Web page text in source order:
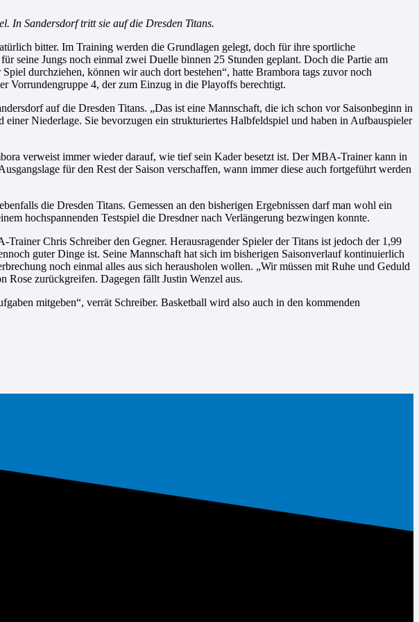
In Sandersdorf tritt sie auf die Dresden Titans.
bitter. Im Training werden die Grundlagen gelegt, doch für ihre sportliche
seine Jungs noch einmal zwei Duelle binnen 25 Stunden geplant. Doch die Partie am
durchziehen, können wir auch dort bestehen“, hatte Brambora tags zuvor noch
Vorrundengruppe 4, der zum Einzug in die Playoffs berechtigt.
auf die Dresden Titans. „Das ist eine Mannschaft, die ich schon vor Saisonbeginn in
Niederlage. Sie bevorzugen ein strukturiertes Halbfeldspiel und haben in Aufbauspieler
verweist immer wieder darauf, wie tief sein Kader besetzt ist. Der MBA-Trainer kann in
für den Rest der Saison verschaffen, wann immer diese auch fortgeführt werden
die Dresden Titans. Gemessen an den bisherigen Ergebnissen darf man wohl ein
hochspannenden Testspiel die Dresdner nach Verlängerung bezwingen konnte.
Chris Schreiber den Gegner. Herausragender Spieler der Titans ist jedoch der 1,99
guter Dinge ist. Seine Mannschaft hat sich im bisherigen Saisonverlauf kontinuierlich
noch einmal alles aus sich herausholen wollen. „Wir müssen mit Ruhe und Geduld
Rose zurückgreifen. Dagegen fällt Justin Wenzel aus.
mitgeben“, verrät Schreiber. Basketball wird also auch in den kommenden